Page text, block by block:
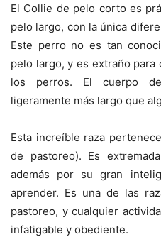
El Collie de pelo corto es
pelo largo, con la única
Este perro no es tan
pelo largo, y es extraño
los perros. El cuerpo
ligeramente más largo que
Esta increíble raza
de pastoreo). Es
además por su gran
aprender. Es una de las
pastoreo, y cualquier
infatigable y obediente.